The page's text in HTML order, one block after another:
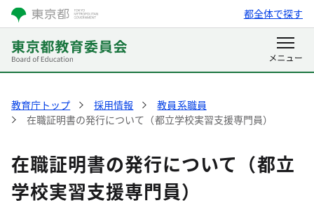
都全体で探す
教育庁トップ 採用情報
教員系職員
在職証明書の発行について（都立学校実習支援専門員）
在職証明書の発行について（都立
学校実習支援専門員）